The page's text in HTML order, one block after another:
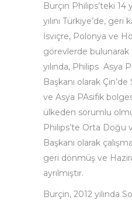
Burçin Philips’teki 14
yılını Türkiye’de, geri
İsviçre, Polonya ve
görevlerde bulunarak
yılında, Philips Asya
Başkanı olarak
ve Asya PAsifik
ülkeden sorumlu
Philips’te Orta Doğu
Başkanı olarak
geri dönmüş ve
ayrılmıştır.
Burçin, 2012 yılında